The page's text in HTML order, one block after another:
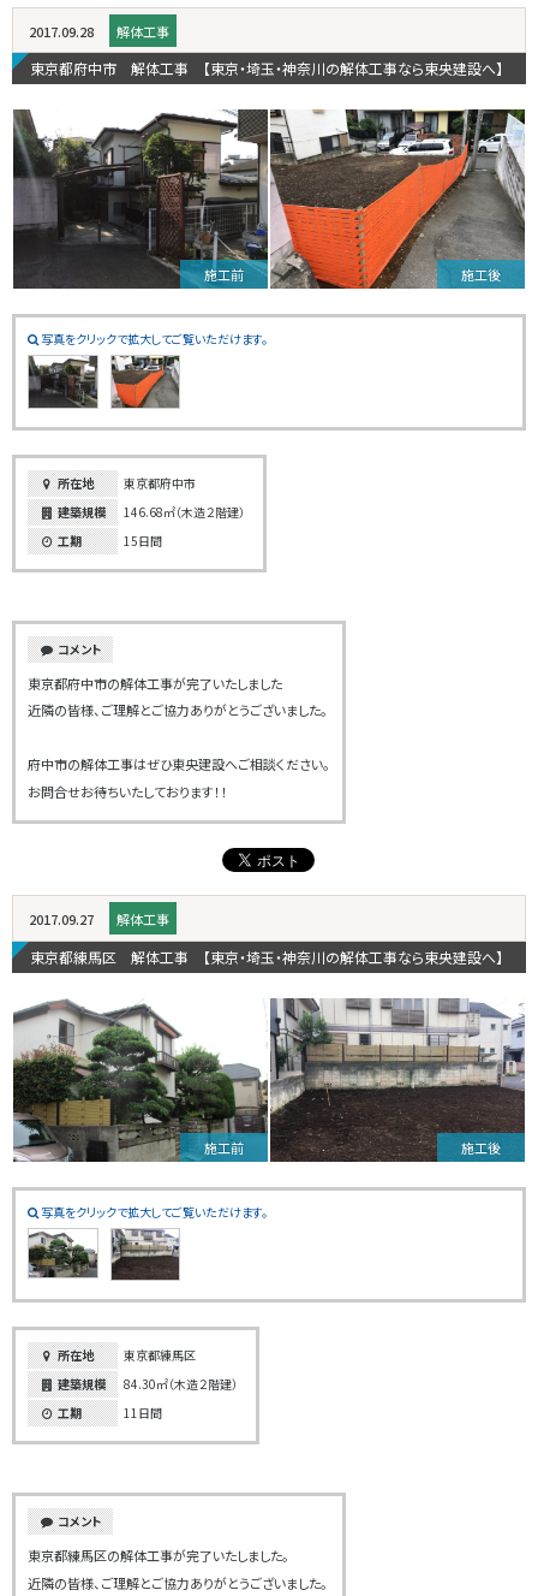
2017.09.28 解体工事
東京都府中市 解体工事 【東京・埼玉・神奈川の解体工事なら東央建設へ】
施工前 施工後
写真をクリックで拡大してご覧いただけます。
所在地
東京都府中市
建築規模
146.68㎡（木造２階建）
工期
15日間
コメント
東京都府中市の解体工事が完了いたしました
近隣の皆様、ご理解とご協力ありがとうございました。
府中市の解体工事はぜひ東央建設へご相談ください。
お問合せお待ちいたしております！！
2017.09.27 解体工事
東京都練馬区 解体工事 【東京・埼玉・神奈川の解体工事なら東央建設へ】
施工前 施工後
写真をクリックで拡大してご覧いただけます。
所在地
東京都練馬区
建築規模
84.30㎡（木造２階建）
工期
11日間
コメント
東京都練馬区の解体工事が完了いたしました。
近隣の皆様、ご理解とご協力ありがとうございました。